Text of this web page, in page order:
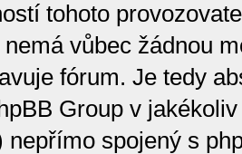
tohoto
vůbec žádnou
fórum. Je tedy
Group v
nepřímo spojený s